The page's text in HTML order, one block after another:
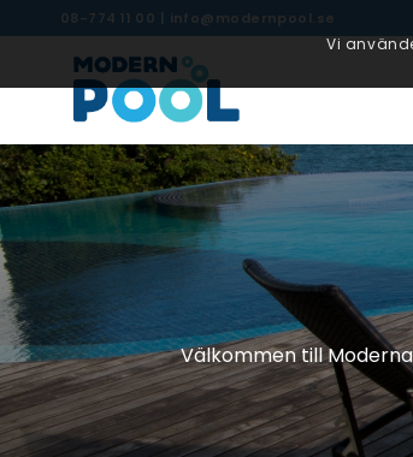
08-774 11 00 | info@modernpool.se
Välkommen till
Vi